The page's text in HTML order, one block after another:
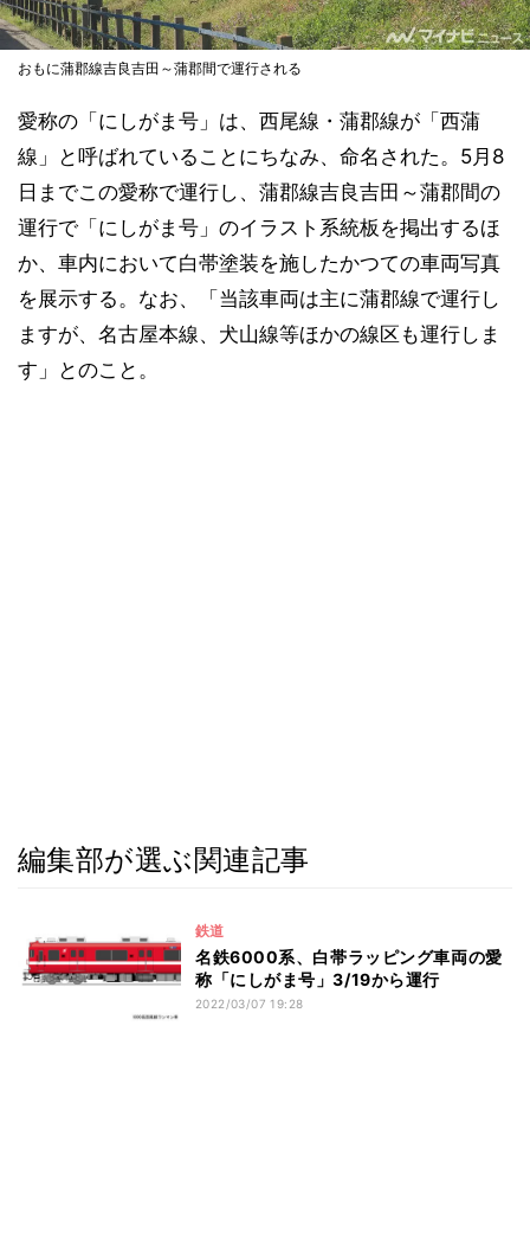
おもに蒲郡線吉良吉田～蒲郡間で運行される
愛称の「にしがま号」は、西尾線・蒲郡線が「西蒲
線」と呼ばれていることにちなみ、命名された。5月8
日までこの愛称で運行し、蒲郡線吉良吉田～蒲郡間の
運行で「にしがま号」のイラスト系統板を掲出するほ
か、車内において白帯塗装を施したかつての車両写真
を展示する。なお、「当該車両は主に蒲郡線で運行し
ますが、名古屋本線、犬山線等ほかの線区も運行しま
す」とのこと。
編集部が選ぶ関連記事
鉄道
名鉄6000系、白帯ラッピング車両の愛
称「にしがま号」3/19から運行
2022/03/07 19:28